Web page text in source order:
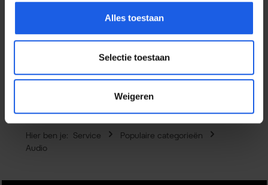
Alles toestaan
Selectie toestaan
Weigeren
voor een krachtige sound. Deze compacte Bluetooth
Eigenschappen
Hier ben je: Service
Populaire categorieën
Audio